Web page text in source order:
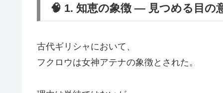
🧠 1. 知恵の象徴 ― 見つめる目の
古代ギリシャにおいて、
フクロウは女神アテナの象徴とされた。